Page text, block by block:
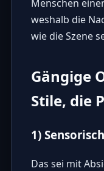
Menschen
weshalb die
wie die Szene
Gängige
Stile, die
1)
Das sei mit